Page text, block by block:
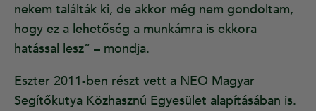
nekem találták ki, de akkor még nem gondoltam,
hogy ez a lehetőség a munkámra is ekkora
hatással lesz” – mondja.
Eszter 2011-ben részt vett a NEO Magyar
Segítőkutya Közhasznú Egyesület alapításában is.